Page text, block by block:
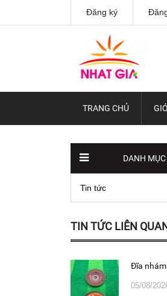
Đăng ký
TRANG CHỦ
DANH
Tin tức
TIN TỨC LIÊN
Đĩa
05/08/